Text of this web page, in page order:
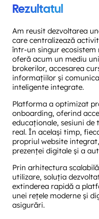
Rezultatul
Am reusit dezvoltarea
care centralizează
într-un singur
oferă acum un mediu
brokerilor, accesarea
informațiilor și
inteligente integrate.
Platforma a optimizat
onboarding, oferind
educaționale, sesiuni
real. În același timp,
propriul website
prezenței digitale și a
Prin arhitectura
utilizare, soluția
extinderea rapidă a
unei rețele moderne și
asigurări.